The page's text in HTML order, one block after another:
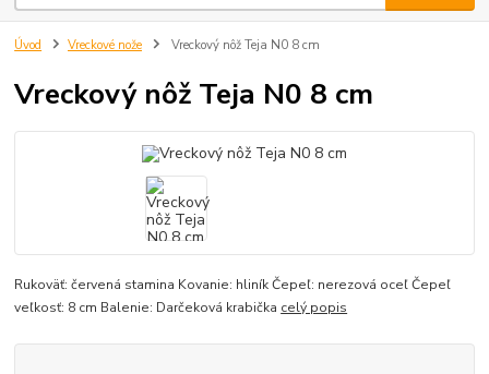
Úvod Vreckové nože Vreckový nôž Teja N0 8 cm
Vreckový nôž Teja N0 8 cm
Rukoväť: červená stamina Kovanie: hliník Čepeľ: nerezová oceľ Čepeľ
veľkosť: 8 cm Balenie: Darčeková krabička celý popis